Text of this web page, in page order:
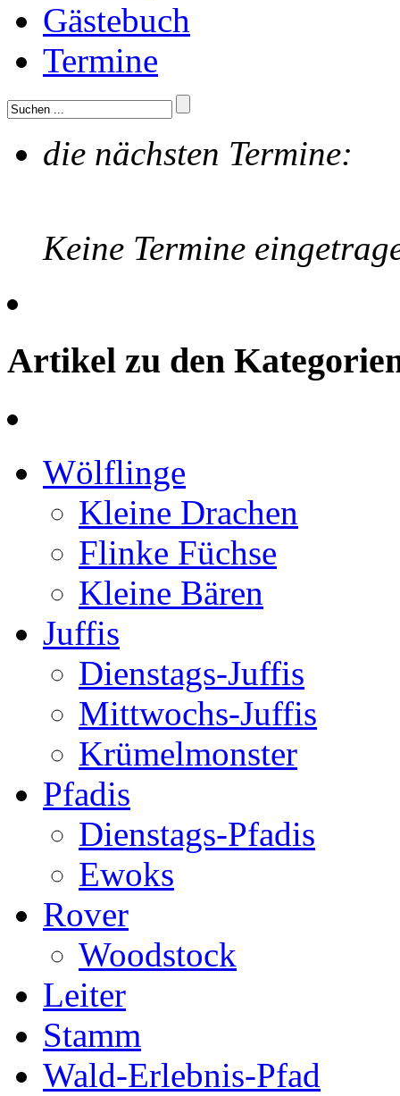
Gästebuch
Termine
die nächsten Termine:
Keine Termine
Artikel zu den
Wölflinge
Kleine Drachen
Flinke Füchse
Kleine Bären
Juffis
Dienstags-Juffis
Mittwochs-Juffis
Krümelmonster
Pfadis
Dienstags-Pfadis
Ewoks
Rover
Woodstock
Leiter
Stamm
Wald-Erlebnis-Pfad